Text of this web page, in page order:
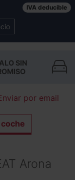
Arona
IVA deducible
SIN
por email